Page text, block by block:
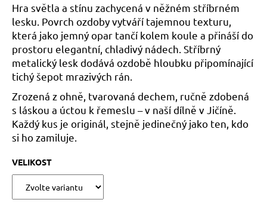
Hra světla a stínu zachycená v něžném stříbrném
lesku. Povrch ozdoby vytváří tajemnou texturu,
která jako jemný opar tančí kolem koule a přináší do
prostoru elegantní, chladivý nádech. Stříbrný
metalický lesk dodává ozdobě hloubku připomínající
tichý šepot mrazivých rán.
Zrozená z ohně, tvarovaná dechem, ručně zdobená
s láskou a úctou k řemeslu – v naší dílně v Jičíně.
Každý kus je originál, stejně jedinečný jako ten, kdo
si ho zamiluje.
VELIKOST
D
o
p
o
r
u
č
u
e
m